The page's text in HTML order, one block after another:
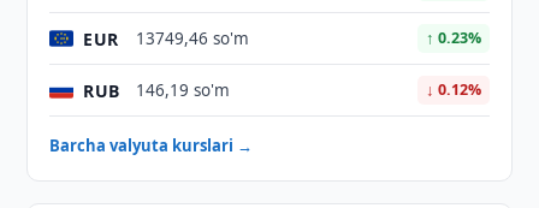
EUR 13749,46 so'm ↑ 0.23%
RUB 146,19 so'm ↓ 0.12%
Barcha valyuta kurslari →